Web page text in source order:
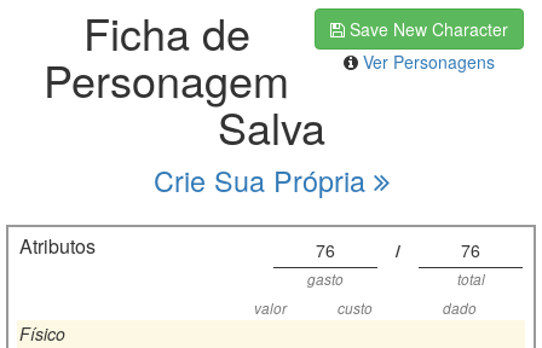
Save New Character
Ver Personagens
Ficha de
Personagem
Salva
Crie Sua Própria
Atributos 76 / 76
gasto
total
valor
custo dado
Físico